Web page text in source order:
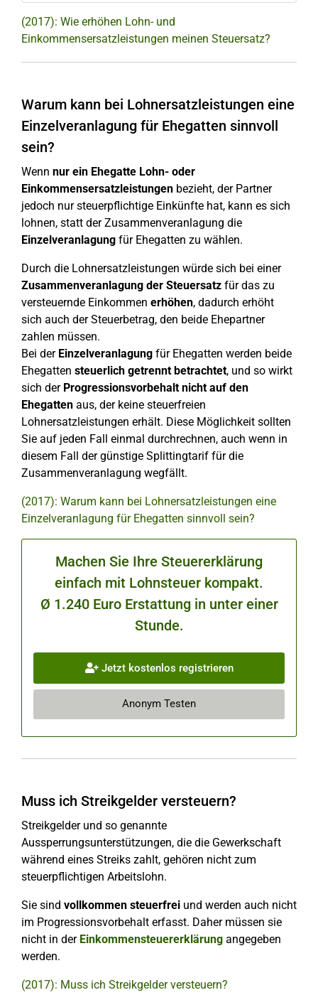
(2017): Wie erhöhen Lohn- und
Einkommensersatzleistungen meinen Steuersatz?
Warum kann bei Lohnersatzleistungen eine
Einzelveranlagung für Ehegatten sinnvoll
sein?
Wenn nur ein Ehegatte Lohn- oder
Einkommensersatzleistungen bezieht, der Partner
jedoch nur steuerpflichtige Einkünfte hat, kann es sich
lohnen, statt der Zusammenveranlagung die
Einzelveranlagung für Ehegatten zu wählen.
Durch die Lohnersatzleistungen würde sich bei einer
Zusammenveranlagung der Steuersatz für das zu
versteuernde Einkommen erhöhen, dadurch erhöht
sich auch der Steuerbetrag, den beide Ehepartner
zahlen müssen.
Bei der Einzelveranlagung für Ehegatten werden beide
Ehegatten steuerlich getrennt betrachtet, und so wirkt
sich der Progressionsvorbehalt nicht auf den
Ehegatten aus, der keine steuerfreien
Lohnersatzleistungen erhält. Diese Möglichkeit sollten
Sie auf jeden Fall einmal durchrechnen, auch wenn in
diesem Fall der günstige Splittingtarif für die
Zusammenveranlagung wegfällt.
(2017): Warum kann bei Lohnersatzleistungen eine
Einzelveranlagung für Ehegatten sinnvoll sein?
Machen Sie Ihre Steuererklärung
einfach mit Lohnsteuer kompakt.
Ø 1.240 Euro Erstattung in unter einer
Stunde.
Jetzt kostenlos registrieren
Anonym Testen
Muss ich Streikgelder versteuern?
Streikgelder und so genannte
Aussperrungsunterstützungen, die die Gewerkschaft
während eines Streiks zahlt, gehören nicht zum
steuerpflichtigen Arbeitslohn.
Sie sind vollkommen steuerfrei und werden auch nicht
im Progressionsvorbehalt erfasst. Daher müssen sie
nicht in der Einkommensteuererklärung angegeben
werden.
(2017): Muss ich Streikgelder versteuern?